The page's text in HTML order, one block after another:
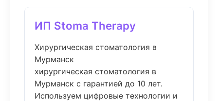
ИП Stoma Therapy
Хирургическая стоматология в
Мурманск
хирургическая стоматология в
Мурманск с гарантией до 10 лет.
Используем цифровые технологии и